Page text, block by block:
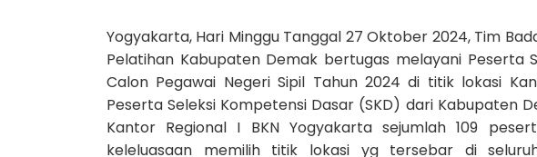
Yogyakarta, Hari Minggu Tanggal 27 Oktober 2024, Tim
Pelatihan Kabupaten Demak bertugas melayani Peserta
Calon Pegawai Negeri Sipil Tahun 2024 di titik lokasi
Peserta Seleksi Kompetensi Dasar (SKD) dari Kabupaten
Kantor Regional I BKN Yogyakarta sejumlah 109
keleluasaan memilih titik lokasi yg tersebar di